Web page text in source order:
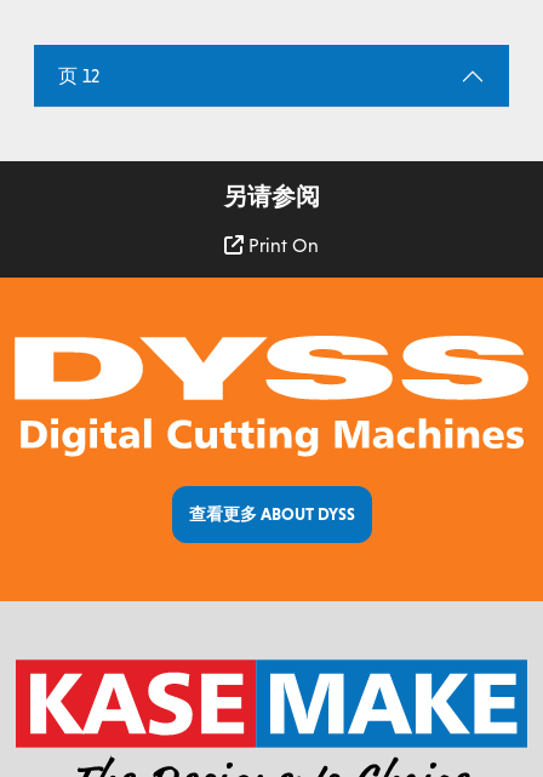
页 12
另请参阅
Print On
查看更多 ABOUT DYSS